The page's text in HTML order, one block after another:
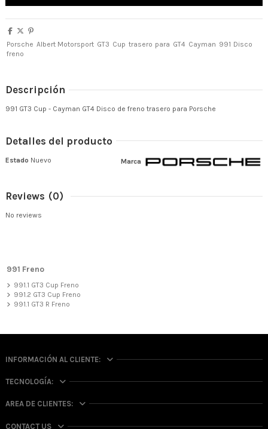
Porsche Albert Motorsport GT3 Cup trasero para GT4 Cayman 991 Disco
freno
Descripción
991 GT3 Cup - Cayman GT4 Disco de freno trasero para Porsche
Detalles del producto
Marca
Estado Nuevo
Reviews (0)
No reviews
991 Freno
991.1 GT3 Cup Freno
991.2 GT3 Cup Freno
991.1 GT3 R Freno
INFORMACIÓN AL CLIENTE:
TECNOLOGÍA:
AREA DE CLIENTES:
CONTACT US